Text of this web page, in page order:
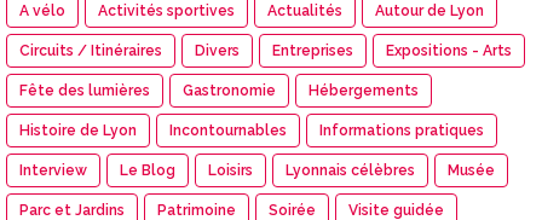
A vélo Activités sportives Actualités Autour de Lyon
Circuits / Itinéraires Divers Entreprises Expositions - Arts
Fête des lumières Gastronomie Hébergements
Histoire de Lyon Incontournables Informations pratiques
Interview Le Blog Loisirs Lyonnais célèbres Musée
Parc et Jardins Patrimoine Soirée Visite guidée